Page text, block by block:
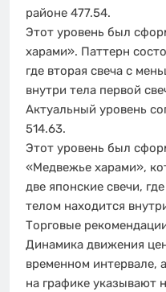
районе 477.54.
Этот уровень был
харами». Паттерн
где вторая свеча с
внутри тела первой
Актуальный уровень
514.63.
Этот уровень был
«Медвежье харами»,
две японские свечи,
телом находится
Торговые
Динамика движения
временном интервале,
на графике указывают